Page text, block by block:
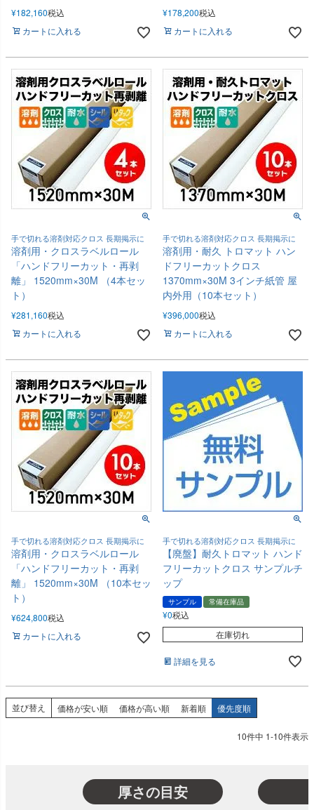
¥182,160税込
カートに入れる
¥178,200税込
カートに入れる
手で切れる溶剤対応クロス 長期掲示に
溶剤用・クロスラベルロール
「ハンドフリーカット・再剥
離」 1520mm×30M （4本セッ
ト）
¥281,160税込
カートに入れる
手で切れる溶剤対応クロス 長期掲示に
溶剤用・耐久 トロマット ハン
ドフリーカットクロス
1370mm×30M 3インチ紙管 屋
内外用（10本セット）
¥396,000税込
カートに入れる
手で切れる溶剤対応クロス 長期掲示に
溶剤用・クロスラベルロール
「ハンドフリーカット・再剥
離」 1520mm×30M （10本セッ
ト）
¥624,800税込
カートに入れる
手で切れる溶剤対応クロス 長期掲示に
【廃盤】耐久トロマット ハンド
フリーカットクロス サンプルチ
ップ
サンプル 常備在庫品
¥0税込
在庫切れ
詳細を見る
並び替え 価格が安い順 価格が高い順 新着順 優先度順
10件中 1-10件表示
厚さの目安